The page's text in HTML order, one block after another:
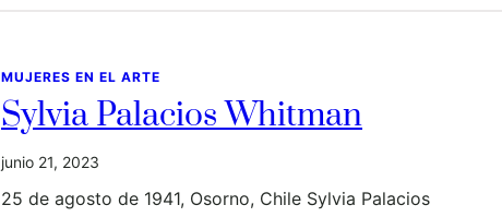
MUJERES EN EL ARTE
Sylvia Palacios Whitman
junio 21, 2023
25 de agosto de 1941, Osorno, Chile Sylvia Palacios